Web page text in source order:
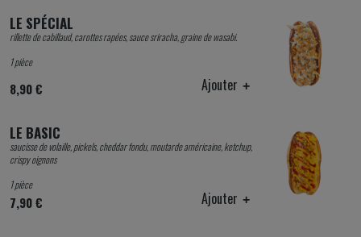
LE SPÉCIAL
rillette de cabillaud, carottes rapées, sauce sriracha, graine de wasabi.
1 pièce
8,90 € Ajouter
LE BASIC
saucisse de volaille, pickels, cheddar fondu, moutarde américaine, ketchup,
crispy oignons
1 pièce
7,90 € Ajouter